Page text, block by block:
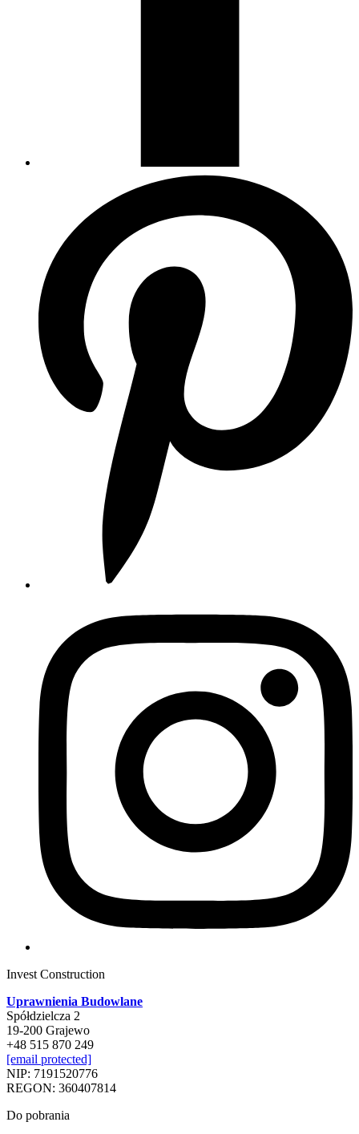
Invest Construction
Uprawnienia Budowlane
Spółdzielcza 2
19-200 Grajewo
+48 515 870 249
[email protected]
NIP: 7191520776
REGON: 360407814
Do pobrania